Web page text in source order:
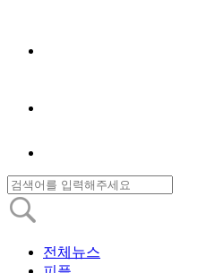
전체뉴스